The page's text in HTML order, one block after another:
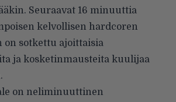
Seuraavat 16 minuuttia
kelvollisen hardcoren
on sotkettu ajoittaisia
ja kosketinmausteita kuulijaa
on neliminuuttinen